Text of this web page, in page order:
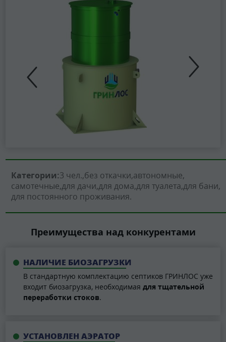
Категории:3 чел. без откачки автономные
самотечные для дачи для дома для туалета для бани
для постоянного проживания
Преимущества над конкурентами
НАЛИЧИЕ БИОЗАГРУЗКИ
В стандартную комплектацию септиков ГРИНЛОС уже
входит биозагрузка, необходимая для тщательной
переработки стоков.
УСТАНОВЛЕН АЭРАТОР